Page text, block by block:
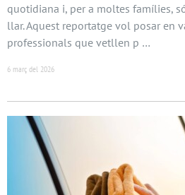
quotidiana i, per a moltes famílies,
llar. Aquest reportatge vol posar en
professionals que vetllen p …
6 març del 2026